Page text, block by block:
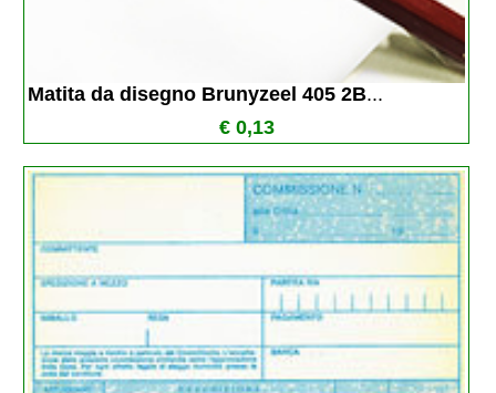
Matita da disegno Brunyzeel 405 2B...
€ 0,13